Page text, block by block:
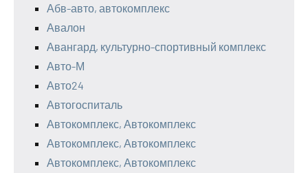
Абв-авто, автокомплекс
Авалон
Авангард, культурно-спортивный комплекс
Авто-М
Авто24
Автогоспиталь
Автокомплекс, Автокомплекс
Автокомплекс, Автокомплекс
Автокомплекс, Автокомплекс